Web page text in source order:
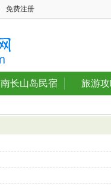
免费注册
南长山岛民宿 旅游